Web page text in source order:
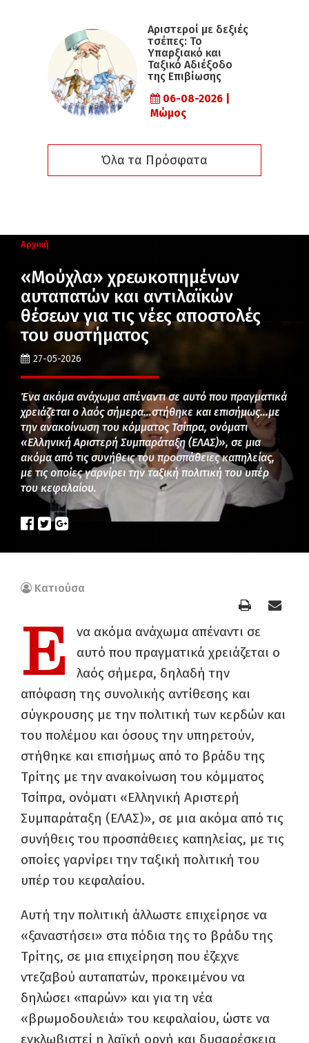
Αριστεροί με δεξιές
τσέπες: Το
Υπαρξιακό και
Ταξικό Αδιέξοδο
της Επιβίωσης
06-08-2026 |
Μώμος
Όλα τα Πρόσφατα
Αρχική
«Μούχλα» χρεωκοπημένων
αυταπατών και αντιλαϊκών
θέσεων για τις νέες αποστολές
του συστήματος
27-05-2026
Ένα ακόμα ανάχωμα απέναντι σε αυτό που πραγματικά
χρειάζεται ο λαός σήμερα…στήθηκε και επισήμως…με
την ανακοίνωση του κόμματος Τσίπρα, ονόματι
«Ελληνική Αριστερή Συμπαράταξη (ΕΛΑΣ)», σε μια
ακόμα από τις συνήθεις του προσπάθειες καπηλείας,
με τις οποίες γαρνίρει την ταξική πολιτική του υπέρ
του κεφαλαίου.
Κατιούσα
Ε
να ακόμα ανάχωμα απέναντι σε
αυτό που πραγματικά χρειάζεται ο
λαός σήμερα, δηλαδή την
απόφαση της συνολικής αντίθεσης και
σύγκρουσης με την πολιτική των κερδών και
του πολέμου και όσους την υπηρετούν,
στήθηκε και επισήμως από το βράδυ της
Τρίτης με την ανακοίνωση του κόμματος
Τσίπρα, ονόματι «Ελληνική Αριστερή
Συμπαράταξη (ΕΛΑΣ)», σε μια ακόμα από τις
συνήθεις του προσπάθειες καπηλείας, με τις
οποίες γαρνίρει την ταξική πολιτική του
υπέρ του κεφαλαίου.
Αυτή την πολιτική άλλωστε επιχείρησε να
«ξαναστήσει» στα πόδια της το βράδυ της
Τρίτης, σε μια επιχείρηση που έζεχνε
ντεζαβού αυταπατών, προκειμένου να
δηλώσει «παρών» και για τη νέα
«βρωμοδουλειά» του κεφαλαίου, ώστε να
εγκλωβιστεί η λαϊκή οργή και δυσαρέσκεια